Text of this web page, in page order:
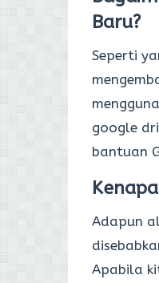
Baru?
Seperti
google
bantuan
Adapun
Apabila